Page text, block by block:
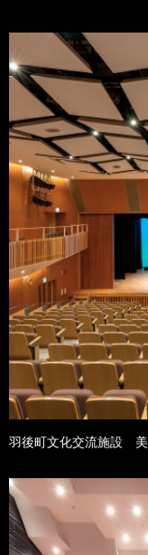
羽後町文化交流施設